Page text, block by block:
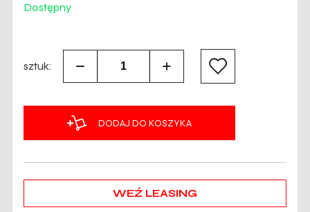
Dostępny
sztuk:
DODAJ DO KOSZYKA
WEŹ LEASING